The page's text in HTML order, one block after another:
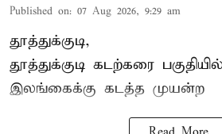
Published on: 07 Aug 2026, 9:29 am
தூத்துக்குடி,
தூத்துக்குடி கடற்கரை
இலங்கைக்கு கடத்த முயன்ற